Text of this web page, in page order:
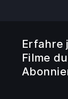
Erfahre
Filme